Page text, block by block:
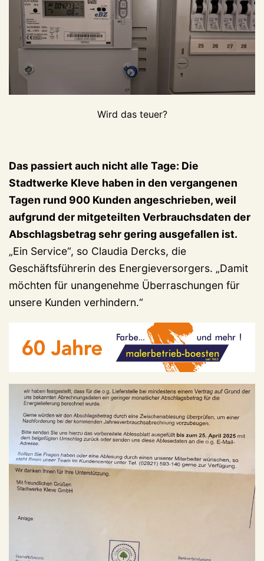
Wird das teuer?
Das passiert auch nicht alle Tage: Die
Stadtwerke Kleve haben in den vergangenen
Tagen rund 900 Kunden angeschrieben, weil
aufgrund der mitgeteilten Verbrauchsdaten der
Abschlagsbetrag sehr gering ausgefallen ist.
„Ein Service“, so Claudia Dercks, die
Geschäftsführerin des Energieversorgers. „Damit
möchten für unangenehme Überraschungen für
unsere Kunden verhindern.“